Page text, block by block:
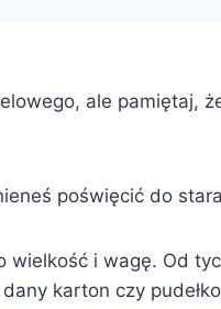
ale pamiętaj,
poświęcić do
i wagę. Od
karton czy